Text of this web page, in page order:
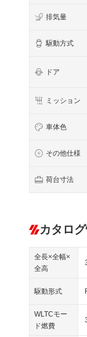
排気量
駆動方式
ドア
ミッション
車体色
その他仕様
荷台寸法
カタロ
全長×全幅×
全高
駆動形式
WLTCモー
ド燃費